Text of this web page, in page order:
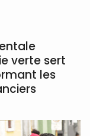
verte sert
les